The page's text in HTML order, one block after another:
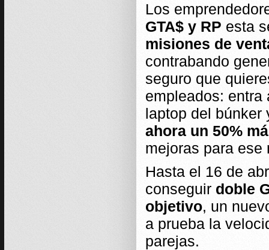
Los
GTA$ y RP esta
misiones de
contrabando
seguro que
empleados:
laptop del
ahora un 50%
mejoras para ese
Hasta el 16 de
conseguir doble
objetivo, un
a prueba la
parejas.